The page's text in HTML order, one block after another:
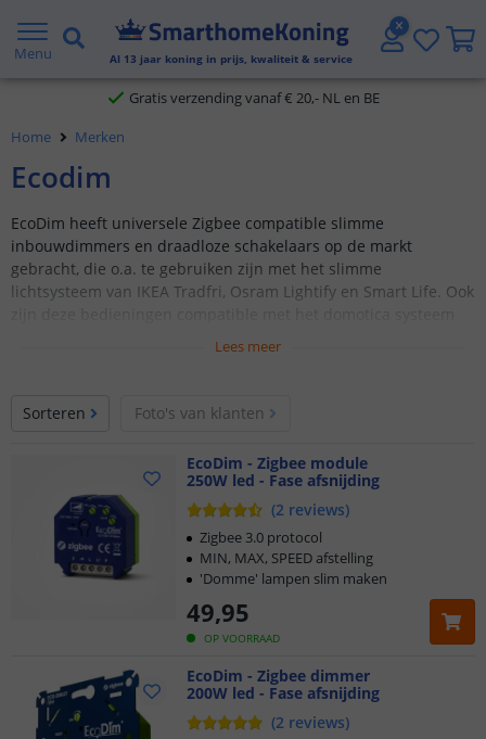
Menu Al 13 jaar koning in prijs, kwaliteit & service
2 jaar garantie
Gratis verzending vanaf € 20,- NL en BE
Home Merken
Ecodim
EcoDim heeft universele Zigbee compatible slimme
inbouwdimmers en draadloze schakelaars op de markt
gebracht, die o.a. te gebruiken zijn met het slimme
lichtsysteem van IKEA Tradfri, Osram Lightify en Smart Life. Ook
van Google Assistant en Amazon Alexa.
Led dimmers en draadloze schakelaars
Bediening via app
Compatible met Google Assistant en Amazon Alexa
Lees meer
Sorteren Foto's van klanten
EcoDim - Zigbee module
250W led - Fase afsnijding
(2 reviews)
OP VOORRAAD
49,95
Zigbee 3.0 protocol
MIN, MAX, SPEED afstelling
'Domme' lampen slim maken
EcoDim - Zigbee dimmer
200W led - Fase afsnijding
(2 reviews)